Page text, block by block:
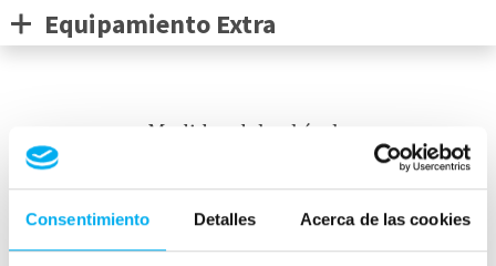
Consentimiento Detalles Acerca de las cookies
Equipamiento Extra
Medidas del vehículo
mm